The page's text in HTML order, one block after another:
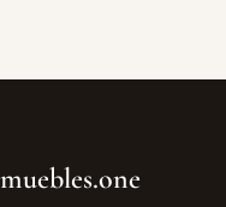
muebles.one